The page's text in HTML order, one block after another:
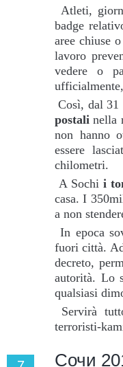
Atleti,
badge
aree chiuse
lavoro
vedere o
Così, dal 31
postali nella
non hanno
essere
chilometri.
A Sochi i
casa. I
a non
In epoca
fuori città.
decreto,
autorità. Lo
qualsiasi
Servirà
terroristi-
Cочи